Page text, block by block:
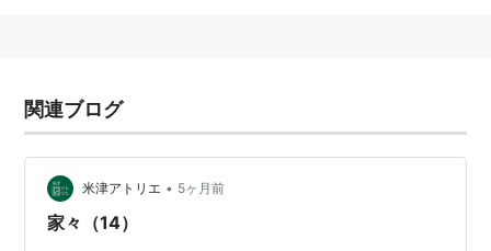
関連ブログ
米津アトリエ • 5ヶ月前
家々（14）